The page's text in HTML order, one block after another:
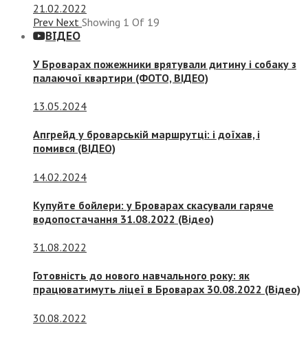
21.02.2022
Prev Next Showing 1 Of 19
ВІДЕО
У Броварах пожежники врятували дитину і собаку з
палаючої квартири (ФОТО, ВІДЕО)
13.05.2024
Апгрейд у броварській маршрутці: і доїхав, і
помився (ВІДЕО)
14.02.2024
Купуйте бойлери: у Броварах скасували гаряче
водопостачання 31.08.2022 (Відео)
31.08.2022
Готовність до нового навчального року: як
працюватимуть ліцеї в Броварах 30.08.2022 (Відео)
30.08.2022